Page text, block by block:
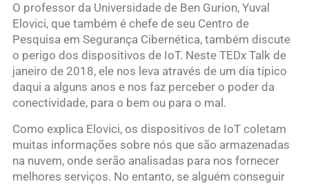
O professor da Universidade de Ben Gurion, Yuval
Elovici, que também é chefe de seu Centro de
Pesquisa em Segurança Cibernética, também discute
o perigo dos dispositivos de IoT. Neste TEDx Talk de
janeiro de 2018, ele nos leva através de um dia típico
daqui a alguns anos e nos faz perceber o poder da
conectividade, para o bem ou para o mal.
Como explica Elovici, os dispositivos de IoT coletam
muitas informações sobre nós que são armazenadas
na nuvem, onde serão analisadas para nos fornecer
melhores serviços. No entanto, se alguém conseguir